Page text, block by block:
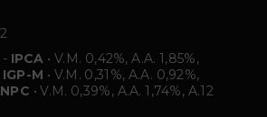
- IPCA • V.M. 0,42%, A.A. 1,85%,
IGP-M • V.M. 0,31%, A.A. 0,92%,
• V.M. 0,39%, A.A. 1,74%, A.12